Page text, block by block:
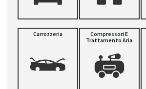
Carrozzeria
Compressori E
Trattamento Aria